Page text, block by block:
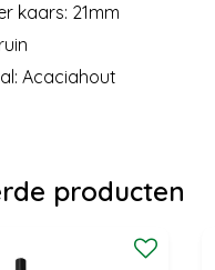
kaars: 21mm
Acaciahout
producten